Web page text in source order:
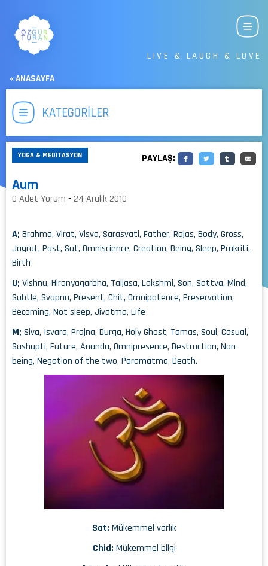
LIVE & LAUGH & LOVE
« ANASAYFA
KATEGORİLER
YOGA & MEDITASYON PAYLAŞ:
Aum
0 Adet Yorum -24 Aralık 2010
A; Brahma, Virat, Visva, Sarasvati, Father, Rajas, Body, Gross,
Jagrat, Past, Sat, Omniscience, Creation, Being, Sleep, Prakriti,
Birth
U; Vishnu, Hiranyagarbha, Taijasa, Lakshmi, Son, Sattva, Mind,
Subtle, Svapna, Present, Chit, Omnipotence, Preservation,
Becoming, Not sleep, Jivatma, Life
M; Siva, Isvara, Prajna, Durga, Holy Ghost, Tamas, Soul, Casual,
Sushupti, Future, Ananda, Omnipresence, Destruction, Non-
being, Negation of the two, Paramatma, Death.
Sat: Mükemmel varlık
Chid: Mükemmel bilgi